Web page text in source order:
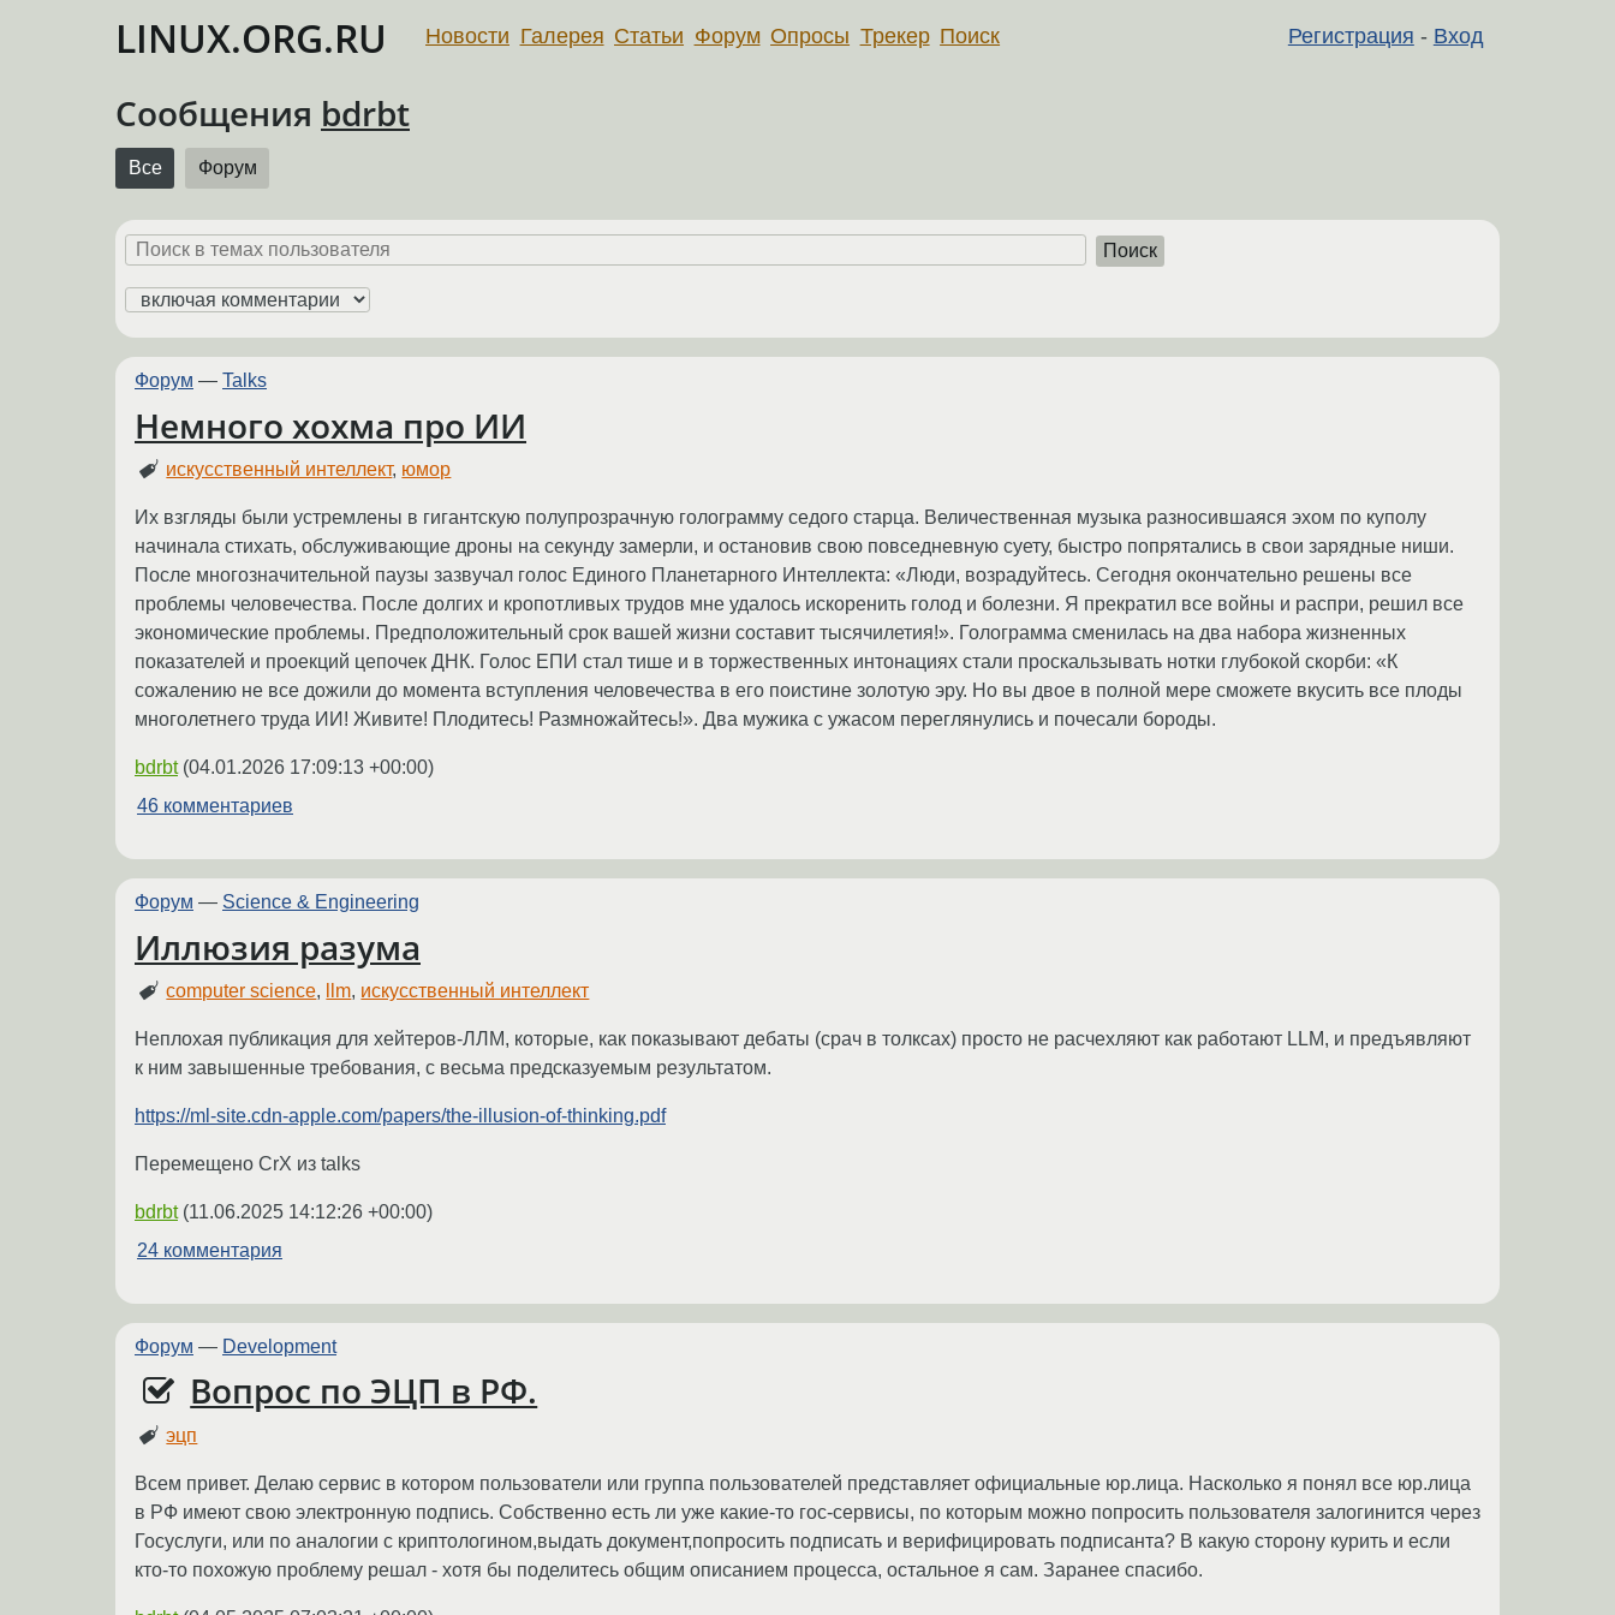
LINUX.ORG.RU Регистрация - Вход
Новости Галерея Статьи Форум Опросы Трекер Поиск
Сообщения bdrbt
Все Форум
Поиск
Форум — Talks
Немного хохма про ИИ
искусственный интеллект, юмор
Их взгляды были устремлены в гигантскую полупрозрачную голограмму седого старца. Величественная музыка разносившаяся эхом по куполу
начинала стихать, обслуживающие дроны на секунду замерли, и остановив свою повседневную суету, быстро попрятались в свои зарядные ниши.
После многозначительной паузы зазвучал голос Единого Планетарного Интеллекта: «Люди, возрадуйтесь. Сегодня окончательно решены все
проблемы человечества. После долгих и кропотливых трудов мне удалось искоренить голод и болезни. Я прекратил все войны и распри, решил все
экономические проблемы. Предположительный срок вашей жизни составит тысячилетия!». Голограмма сменилась на два набора жизненных
показателей и проекций цепочек ДНК. Голос ЕПИ стал тише и в торжественных интонациях стали проскальзывать нотки глубокой скорби: «К
сожалению не все дожили до момента вступления человечества в его поистине золотую эру. Но вы двое в полной мере сможете вкусить все плоды
многолетнего труда ИИ! Живите! Плодитесь! Размножайтесь!». Два мужика с ужасом переглянулись и почесали бороды.
bdrbt (04.01.2026 17:09:13 +00:00)
46 комментариев
Форум — Science & Engineering
Иллюзия разума
computer science, llm, искусственный интеллект
Неплохая публикация для хейтеров-ЛЛМ, которые, как показывают дебаты (срач в толксах) просто не расчехляют как работают LLM, и предъявляют
к ним завышенные требования, с весьма предсказуемым результатом.
https://ml-site.cdn-apple.com/papers/the-illusion-of-thinking.pdf
Перемещено CrX из talks
bdrbt (11.06.2025 14:12:26 +00:00)
24 комментария
Форум — Development
Вопрос по ЭЦП в РФ.
эцп
Всем привет. Делаю сервис в котором пользователи или группа пользователей представляет официальные юр.лица. Насколько я понял все юр.лица
в РФ имеют свою электронную подпись. Собственно есть ли уже какие-то гос-сервисы, по которым можно попросить пользователя залогинится через
Госуслуги, или по аналогии с криптологином,выдать документ,попросить подписать и верифицировать подписанта? В какую сторону курить и если
кто-то похожую проблему решал - хотя бы поделитесь общим описанием процесса, остальное я сам. Заранее спасибо.